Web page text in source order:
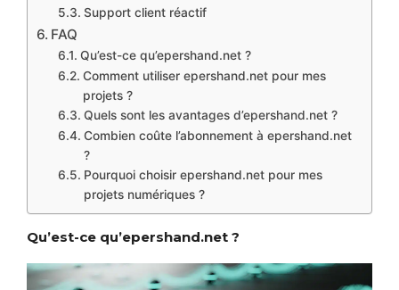
Support client réactif
FAQ
Qu’est-ce qu’epershand.net ?
Comment utiliser epershand.net pour mes
projets ?
Quels sont les avantages d’epershand.net ?
Combien coûte l’abonnement à epershand.net
?
Pourquoi choisir epershand.net pour mes
projets numériques ?
Qu’est-ce qu’epershand.net ?